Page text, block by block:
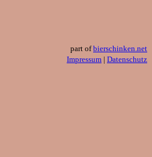
part ofbierschinken.net
Impressum | Datenschutz